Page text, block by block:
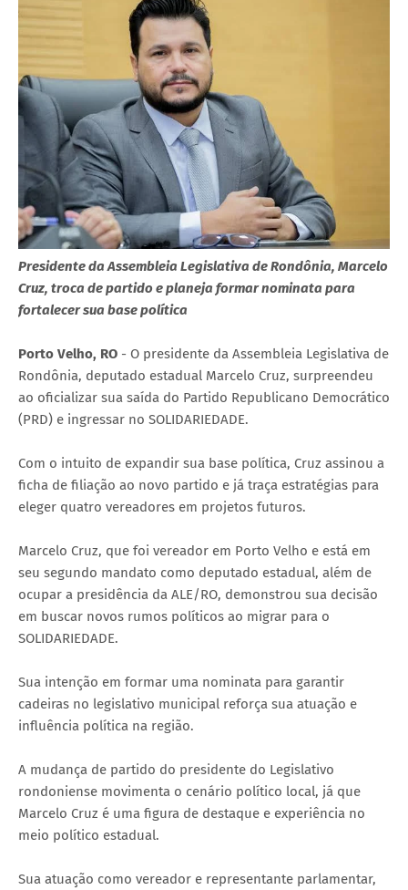
Presidente da Assembleia Legislativa de Rondônia, Marcelo
Cruz, troca de partido e planeja formar nominata para
fortalecer sua base política
Porto Velho, RO - O presidente da Assembleia Legislativa de
Rondônia, deputado estadual Marcelo Cruz, surpreendeu
ao oficializar sua saída do Partido Republicano Democrático
(PRD) e ingressar no SOLIDARIEDADE.
Com o intuito de expandir sua base política, Cruz assinou a
ficha de filiação ao novo partido e já traça estratégias para
eleger quatro vereadores em projetos futuros.
Marcelo Cruz, que foi vereador em Porto Velho e está em
seu segundo mandato como deputado estadual, além de
ocupar a presidência da ALE/RO, demonstrou sua decisão
em buscar novos rumos políticos ao migrar para o
SOLIDARIEDADE.
Sua intenção em formar uma nominata para garantir
cadeiras no legislativo municipal reforça sua atuação e
influência política na região.
A mudança de partido do presidente do Legislativo
rondoniense movimenta o cenário político local, já que
Marcelo Cruz é uma figura de destaque e experiência no
meio político estadual.
Sua atuação como vereador e representante parlamentar,